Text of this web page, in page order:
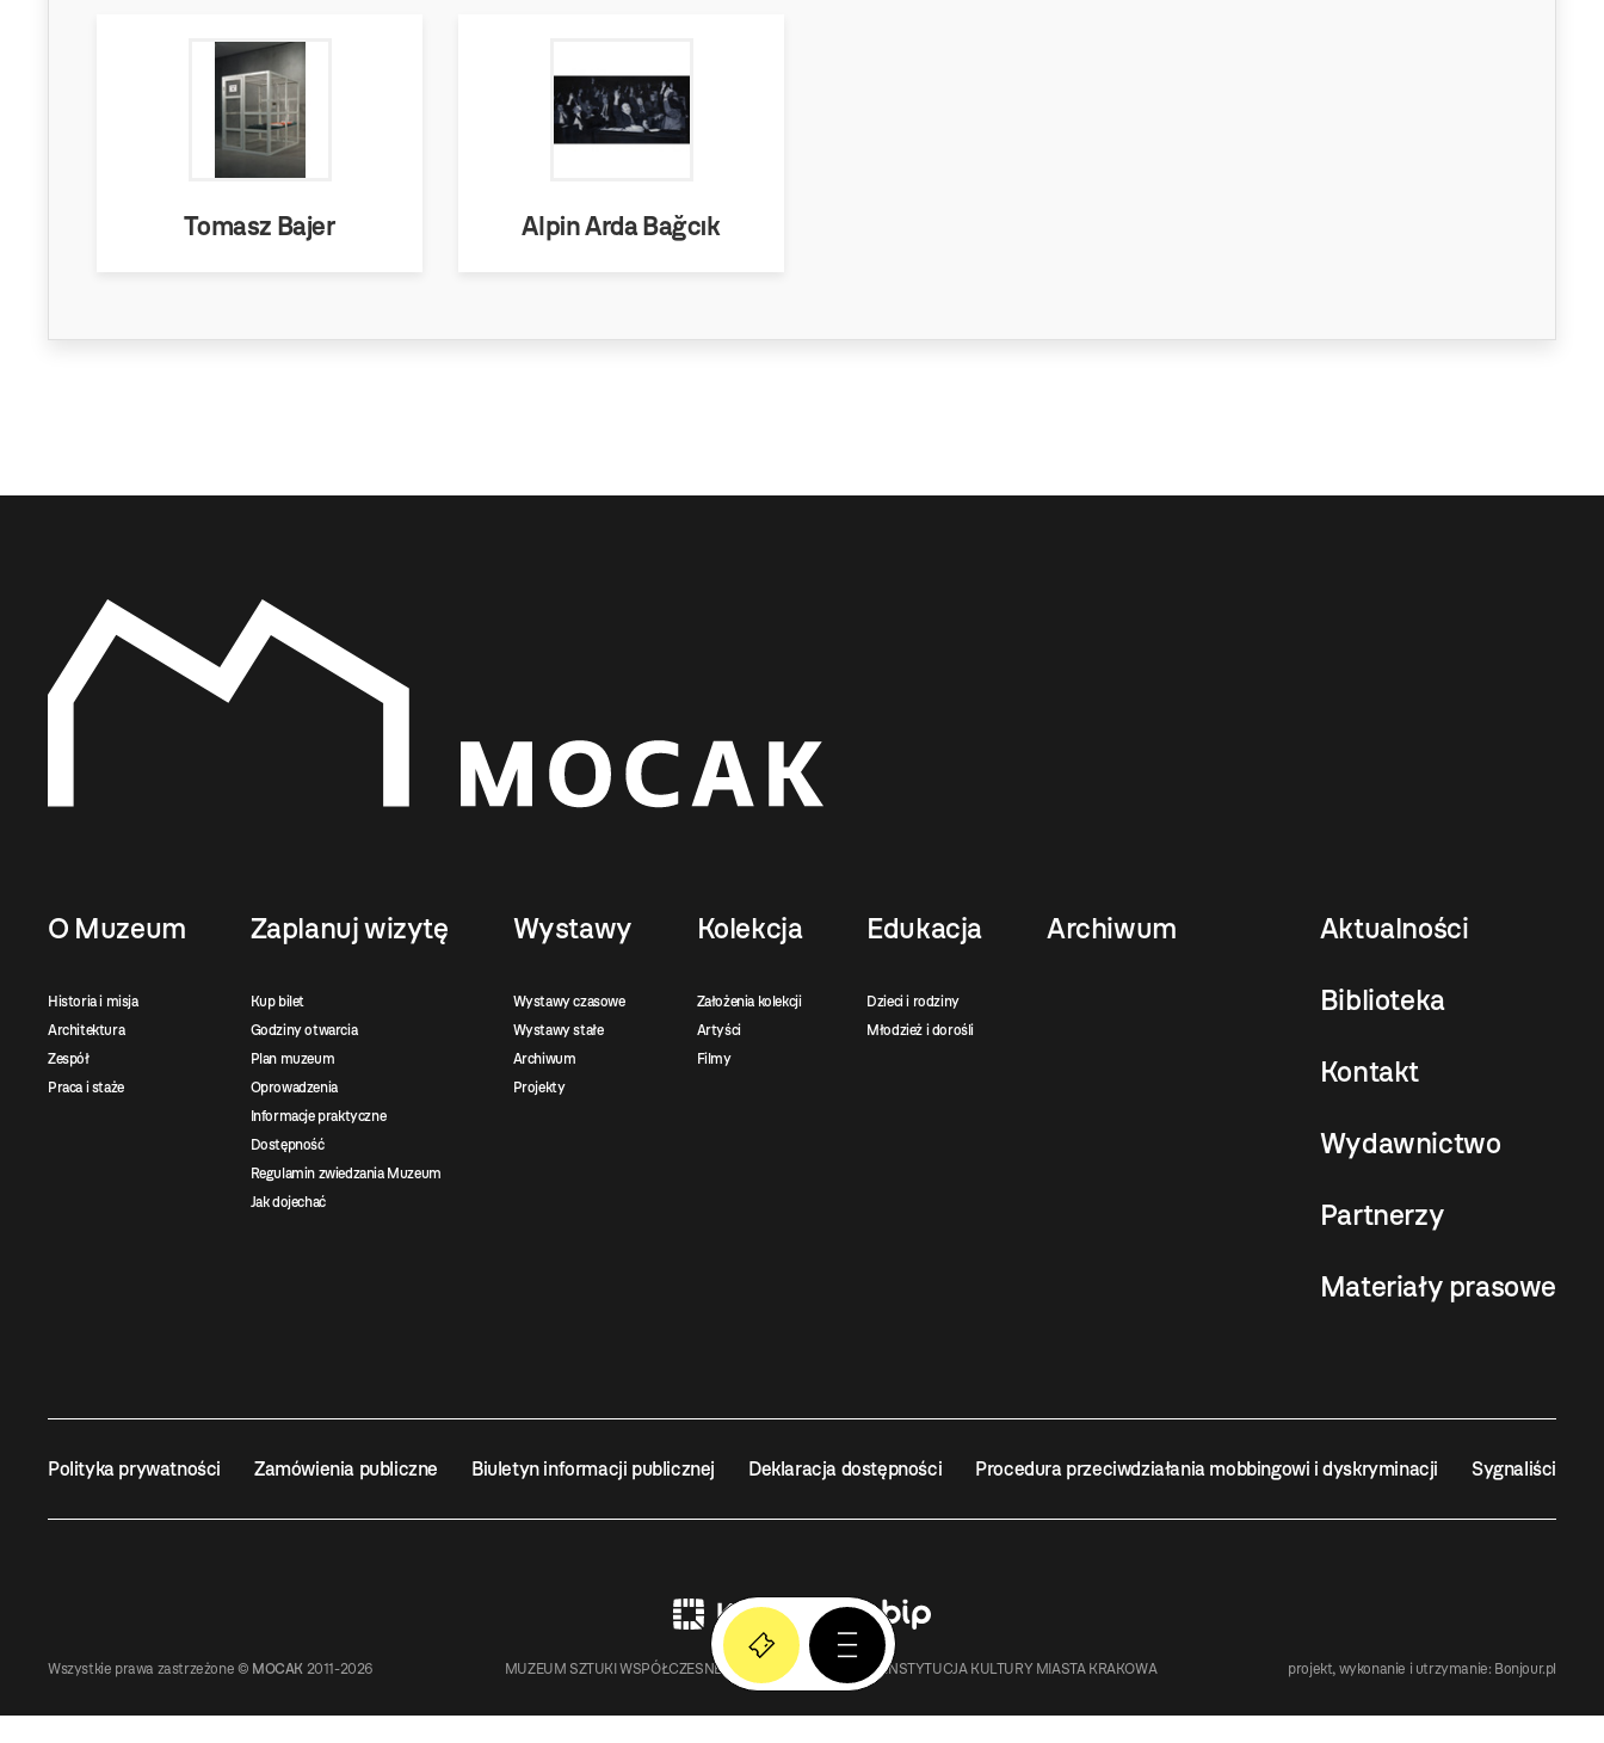
Tomasz Bajer Alpin Arda Bağcık
O Muzeum
Historia i misja
Architektura
Zespół
Praca i staże
Zaplanuj wizytę
Kup bilet
Godziny otwarcia
Plan muzeum
Oprowadzenia
Informacje praktyczne
Dostępność
Regulamin zwiedzania Muzeum
Jak dojechać
Wystawy
Wystawy czasowe
Wystawy stałe
Archiwum
Projekty
Kolekcja
Założenia kolekcji
Artyści
Filmy
Edukacja
Dzieci i rodziny
Młodzież i dorośli
Archiwum Aktualności
Biblioteka
Kontakt
Wydawnictwo
Partnerzy
Materiały prasowe
Polityka prywatności Zamówienia publiczne Biuletyn informacji publicznej Deklaracja dostępności Procedura przeciwdziałania mobbingowi i dyskryminacji Sygnaliści
Wszystkie prawa zastrzeżone © MOCAK 2011-2026 MUZEUM SZTUKI WSPÓŁCZESNEJ W KRAKOWIE MOCAK – INSTYTUCJA KULTURY MIASTA KRAKOWA projekt, wykonanie i utrzymanie: Bonjour.pl